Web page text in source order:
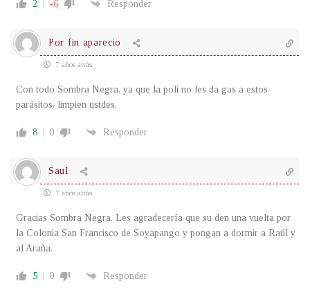
2 -6 Responder
Por fin aparecio
7 años atrás
Con todo Sombra Negra, ya que la poli no les da gas a estos
parásitos, limpien ustdes.
8 0 Responder
Saul
7 años atrás
Gracias Sombra Negra. Les agradecería que su den una vuelta por
la Colonia San Francisco de Soyapango y pongan a dormir a Raúl y
al Araña.
5 0 Responder